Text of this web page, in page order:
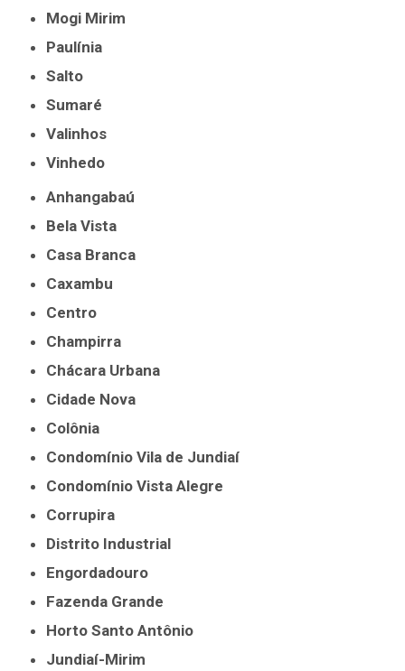
Mogi Mirim
Paulínia
Salto
Sumaré
Valinhos
Vinhedo
Anhangabaú
Bela Vista
Casa Branca
Caxambu
Centro
Champirra
Chácara Urbana
Cidade Nova
Colônia
Condomínio Vila de Jundiaí
Condomínio Vista Alegre
Corrupira
Distrito Industrial
Engordadouro
Fazenda Grande
Horto Santo Antônio
Jundiaí-Mirim